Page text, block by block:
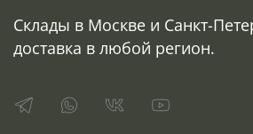
Склады в Москве и Санкт-
доставка в любой регион.